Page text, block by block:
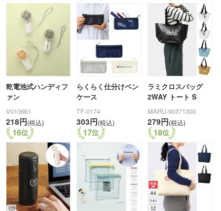
乾電池式ハンディフ
ァン
V010661
218円(税込)
らくらく仕分けペン
ケース
TF-0174
303円(税込)
ラミクロスバッグ
2WAY トート S
MARU-90371300
279円(税込)
16 17 18